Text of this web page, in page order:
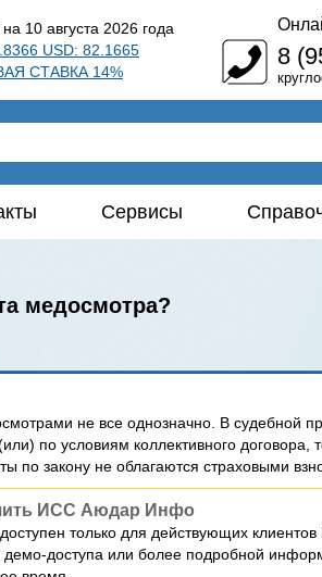
10 августа 2026 года
USD: 82.1665
СТАВКА 14%
8
Сервисы
медосмотра?
не все однозначно. В судебной
по условиям коллективного договора,
по закону не облагаются страховыми
ИСС Аюдар Инфо
только для действующих
демо-доступа или более подробной